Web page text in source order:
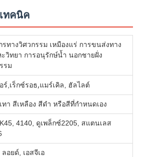
ทคนิค
รทางวิศวกรรม เหมืองแร่ การขนส่งทาง
ะวิทยา การอนุรักษ์น้ำ นอกชายฝั่ง
รม
ร์, เร็กซ์รอธ,แมร์เคิล, ฮัลไลต์
ทา สีเหลือง สีดำ หรือสีที่กำหนดเอง
4140, ดูเพล็กซ์2205, สแตนเลส
ลอยด์, เอสจีเอ